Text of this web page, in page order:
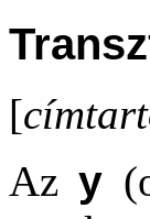
[
Azy